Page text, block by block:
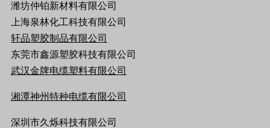
潍坊仲铂新材料有限公司
上海泉林化工科技有限公司
轩品塑胶制品有限公司
东莞市鑫源塑胶科技有限公司
武汉金牌电缆塑料有限公司
湘潭神州特种电缆有限公司
深圳市久烁科技有限公司